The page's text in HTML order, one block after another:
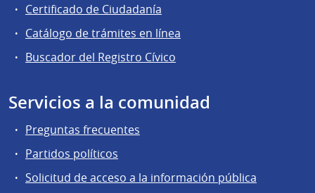
Certificado de Ciudadanía
Catálogo de trámites en línea
Buscador del Registro Cívico
Servicios a la comunidad
Preguntas frecuentes
Partidos políticos
Solicitud de acceso a la información pública